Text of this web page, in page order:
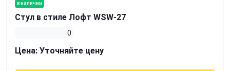
в наличии
Стул в стиле Лофт WSW-27
0
Цена: Уточняйте цену